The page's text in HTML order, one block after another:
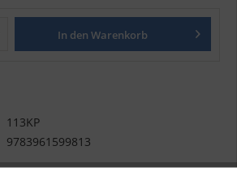
In den Warenkorb
113KP
9783961599813